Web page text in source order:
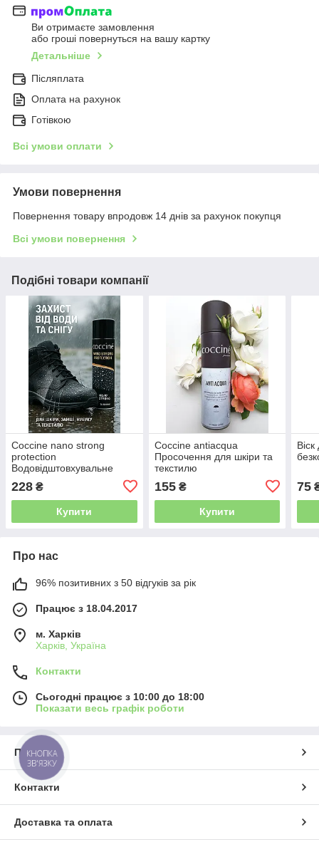
Ви отримаєте замовлення
або гроші повернуться на вашу картку
Детальніше
Післяплата
Оплата на рахунок
Готівкою
Всі умови оплати
Умови повернення
Повернення товару впродовж 14 днів за рахунок покупця
Всі умови повернення
Подібні товари компанії
Coccine nano strong
protection
Водовідштовхувальне
228 ₴
Купити
Coccine antiacqua
Просочення для шкіри та
текстилю
155₴
Купити
75
Про нас
96% позитивних з 50 відгуків за рік
Працює з 18.04.2017
м. Харків
Харків, Україна
Контакти
Сьогодні працює з 10:00 до 18:00
Показати весь графік роботи
Про нас
Контакти
Доставка та оплата
КНОПКА
ЗВ'ЯЗКУ